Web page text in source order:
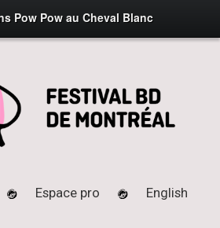
Pow Pow au Cheval Blanc
Espace pro English